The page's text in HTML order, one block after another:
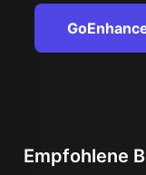
Empfohlene